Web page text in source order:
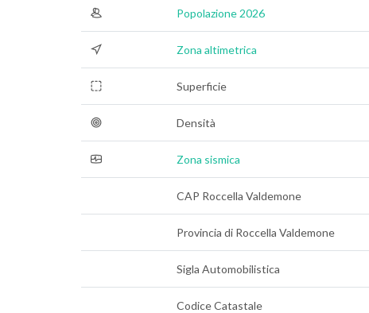
Popolazione 2026
Zona altimetrica
Superficie
Densità
Zona sismica
CAP Roccella Valdemone
Provincia di Roccella Valdemone
Sigla Automobilistica
Codice Catastale